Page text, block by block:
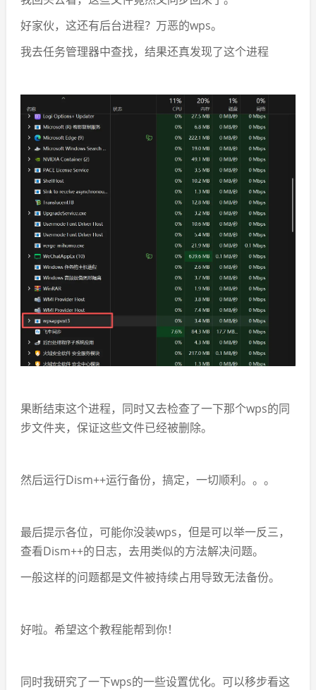
好家伙，这还有后台进程？万恶的wps。
我去任务管理器中查找，结果还真发现了这个进程
果断结束这个进程，同时又去检查了一下那个wps的同
步文件夹，保证这些文件已经被删除。
然后运行Dism++运行备份，搞定，一切顺利。。。
最后提示各位，可能你没装wps，但是可以举一反三，
查看Dism++的日志，去用类似的方法解决问题。
一般这样的问题都是文件被持续占用导致无法备份。
好啦。希望这个教程能帮到你！
同时我研究了一下wps的一些设置优化。可以移步看这